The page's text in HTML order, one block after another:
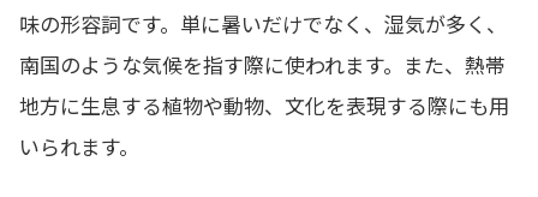
味の形容詞です。単に暑いだけでなく、湿気が多く、
南国のような気候を指す際に使われます。また、熱帯
地方に生息する植物や動物、文化を表現する際にも用
いられます。